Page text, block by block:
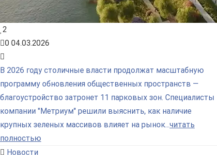
2
0 04.03.2026
В 2026 году столичные власти продолжат масштабную
программу обновления общественных пространств —
благоустройство затронет 11 парковых зон. Специалисты
компании "Метриум" решили выяснить, как наличие
крупных зеленых массивов влияет на рынок...читать
полностью
Новости